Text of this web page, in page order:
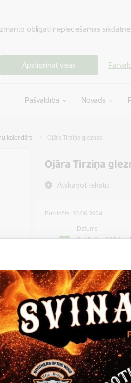
obligāti nepieciešamās
Apstiprināt visas
Pašvaldība Novads
kalendārs Ojāra Tirziņa gleznas.
Ojāra Tirziņa
Atskaņot tekstu
Publicēts: 10.06.2024.
Datums
3. jūnijs, 2024 –
No 3. jūnija līdz 1.jūlijam
Ojāra Tirziņa gleznas.
Saistītas tēmas
Notikumi: Izstāde